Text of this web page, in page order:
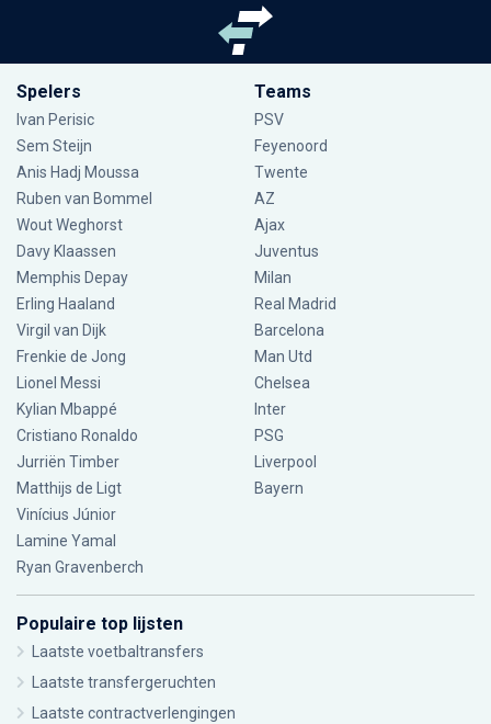
Spelers
Ivan Perisic
Sem Steijn
Anis Hadj Moussa
Ruben van Bommel
Wout Weghorst
Davy Klaassen
Memphis Depay
Erling Haaland
Virgil van Dijk
Frenkie de Jong
Lionel Messi
Kylian Mbappé
Cristiano Ronaldo
Jurriën Timber
Matthijs de Ligt
Vinícius Júnior
Lamine Yamal
Ryan Gravenberch
Teams
PSV
Feyenoord
Twente
AZ
Ajax
Juventus
Milan
Real Madrid
Barcelona
Man Utd
Chelsea
Inter
PSG
Liverpool
Bayern
Populaire top lijsten
Laatste voetbaltransfers
Laatste transfergeruchten
Laatste contractverlengingen